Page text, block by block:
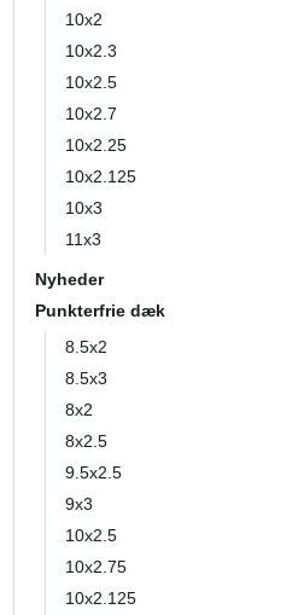
10x2
10x2.3
10x2.5
10x2.7
10x2.25
10x2.125
10x3
11x3
Nyheder
Punkterfrie dæk
8.5x2
8.5x3
8x2
8x2.5
9.5x2.5
9x3
10x2.5
10x2.75
10x2.125